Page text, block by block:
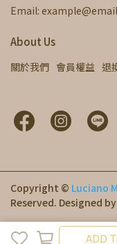
ADD
Email:
About Us
關於我們 會員權益 退
Copyright © Luciano
Reserved. Designed by